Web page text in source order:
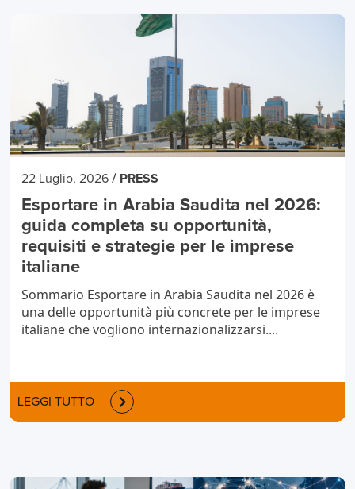
22 Luglio, 2026 / PRESS
Esportare in Arabia Saudita nel 2026:
guida completa su opportunità,
requisiti e strategie per le imprese
italiane
Sommario Esportare in Arabia Saudita nel 2026 è
una delle opportunità più concrete per le imprese
italiane che vogliono internazionalizzarsi....
LEGGI TUTTO